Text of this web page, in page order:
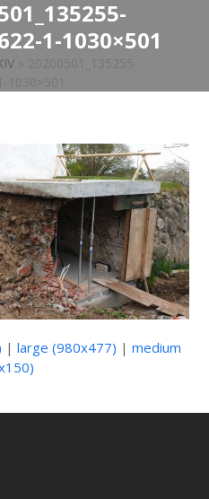
1-1030×501
|large (980x477) |medium